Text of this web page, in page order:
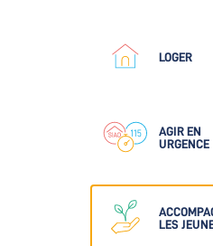
LOGER
AGIR EN
URGENCE
LES